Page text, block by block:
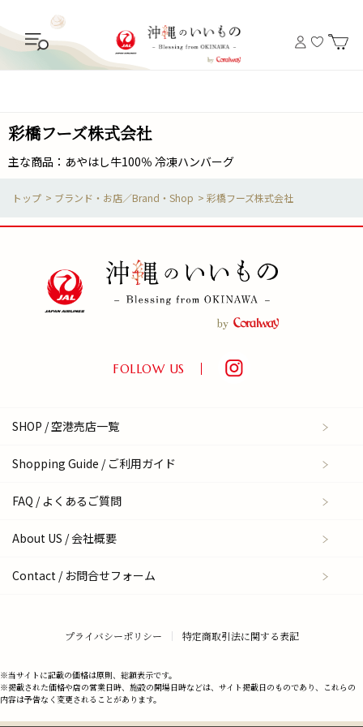
彩橋フーズ株式会社
主な商品：あやはし牛100％ 冷凍ハンバーグ
> ブランド・お店／Brand・Shop > 彩橋フーズ株式会社
FOLLOW US
SHOP / 空港売店一覧
Shopping Guide / ご利用ガイド
FAQ / よくあるご質問
About US / 会社概要
Contact / お問合せフォーム
プライバシーポリシー 特定商取引法に関する表記
※当サイトに記載の価格は原則、総額表示です。
※掲載された価格や店の営業日時、施設の開場日時などは、サイト掲載日のものであり、これらの
内容は予告なく変更されることがあります。